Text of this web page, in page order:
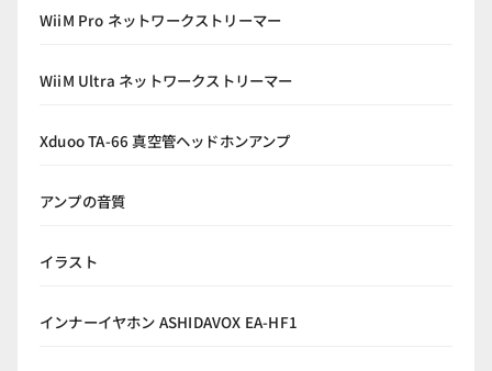
WiiM Pro ネットワークストリーマー
WiiM Ultra ネットワークストリーマー
Xduoo TA-66 真空管ヘッドホンアンプ
アンプの音質
イラスト
インナーイヤホン ASHIDAVOX EA-HF1